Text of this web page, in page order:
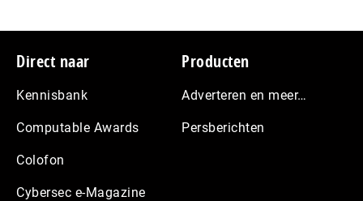
Footer
Direct naar
Kennisbank
Computable Awards
Colofon
Cybersec e-Magazine
Producten
Adverteren en meer…
Persberichten